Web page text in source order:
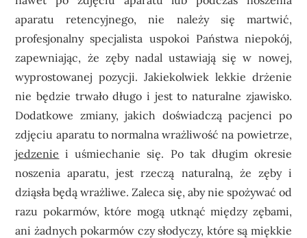
aparatu retencyjnego, nie należy się martwić,
profesjonalny specjalista uspokoi Państwa niepokój,
zapewniając, że zęby nadal ustawiają się w nowej,
wyprostowanej pozycji. Jakiekolwiek lekkie drżenie
nie będzie trwało długo i jest to naturalne zjawisko.
Dodatkowe zmiany, jakich doświadczą pacjenci po
zdjęciu aparatu to normalna wrażliwość na powietrze,
jedzenie i uśmiechanie się. Po tak długim okresie
noszenia aparatu, jest rzeczą naturalną, że zęby i
dziąsła będą wrażliwe. Zaleca się, aby nie spożywać od
razu pokarmów, które mogą utknąć między zębami,
ani żadnych pokarmów czy słodyczy, które są miękkie